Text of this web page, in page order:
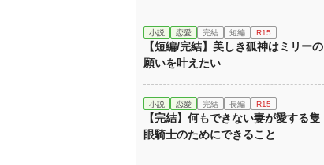
小説 恋愛 完結 短編 R15
【短編/完結】美しき狐神はミリーの
願いを叶えたい
小説 恋愛 完結 長編 R15
【完結】何もできない妻が愛する隻
眼騎士のためにできること